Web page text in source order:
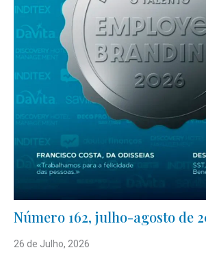
Número 162, julho-agosto de
26 de Julho, 2026